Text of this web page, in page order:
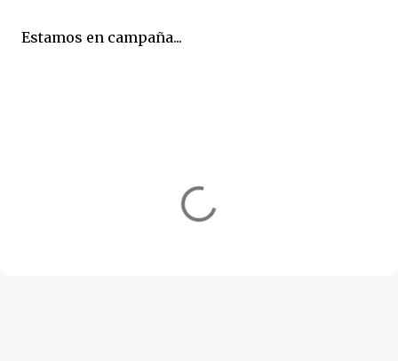
Estamos en campaña...